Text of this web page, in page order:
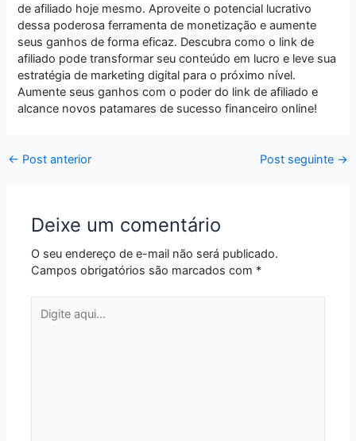
de afiliado hoje mesmo. Aproveite o potencial lucrativo
dessa poderosa ferramenta de monetização e aumente
seus ganhos de forma eficaz. Descubra como o link de
afiliado pode transformar seu conteúdo em lucro e leve sua
estratégia de marketing digital para o próximo nível.
Aumente seus ganhos com o poder do link de afiliado e
alcance novos patamares de sucesso financeiro online!
← Post anterior Post seguinte →
Deixe um comentário
O seu endereço de e-mail não será publicado.
Campos obrigatórios são marcados com *
aqui...